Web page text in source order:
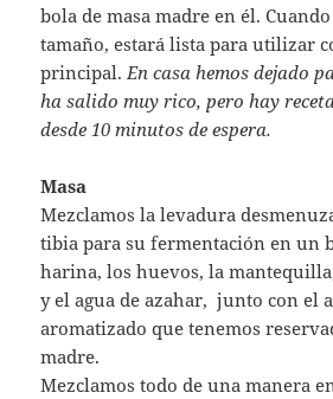
bola de masa madre en él.
tamaño, estará lista para utilizar
principal. En casa hemos dejado
ha salido muy rico, pero hay
desde 10 minutos de espera.
Masa
Mezclamos la levadura
tibia para su fermentación en un
harina, los huevos, la
y el agua de azahar, junto con el
aromatizado que tenemos
madre.
Mezclamos todo de una manera